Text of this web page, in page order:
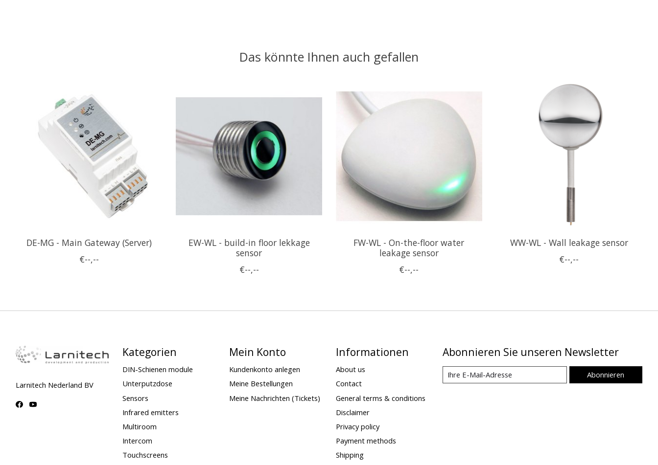
Das könnte Ihnen auch gefallen
DE-MG - Main Gateway (Server)
€--,--
EW-WL - build-in floor lekkage
sensor
€--,--
FW-WL - On-the-floor water
leakage sensor
€--,--
WW-WL - Wall leakage sensor
€--,--
Larnitech Nederland BV
Kategorien
DIN-Schienen module
Unterputzdose
Sensors
Infrared emitters
Multiroom
Intercom
Touchscreens
Mein Konto
Kundenkonto anlegen
Meine Bestellungen
Meine Nachrichten (Tickets)
Informationen
About us
Contact
General terms & conditions
Disclaimer
Privacy policy
Payment methods
Shipping
Abonnieren Sie unseren Newsletter
Abonnieren